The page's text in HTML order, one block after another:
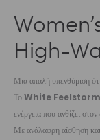
High-
Μια απαλή υπενθύμιση
ΤοWhite
ενέργεια που ανθίζει
Με ανάλαφρη αίσθηση